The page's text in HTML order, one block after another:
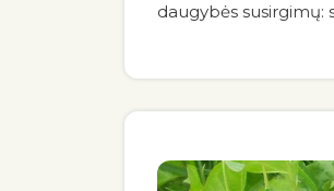
daugybės susirgimų: